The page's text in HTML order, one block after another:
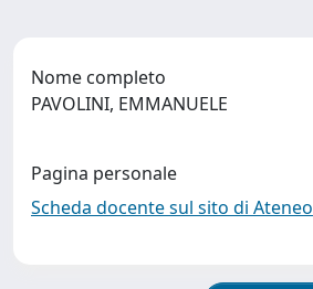
Nome completo
PAVOLINI, EMMANUELE
Pagina personale
Scheda docente sul sito di Ateneo